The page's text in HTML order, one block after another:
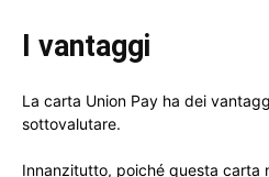
I vantaggi
La carta Union Pay ha dei
sottovalutare.
Innanzitutto, poiché questa carta